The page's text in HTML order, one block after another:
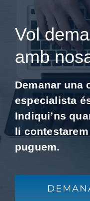
Vol
amb
Demanar una
especialista
Indiqui’ns
li
puguem.